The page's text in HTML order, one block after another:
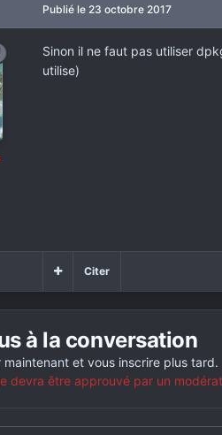
Publié le 23 octobre 2017
Sinon il ne faut pas utiliser
utilise)
Citer
à la conversation
et vous inscrire plus
devra être approuvé par un